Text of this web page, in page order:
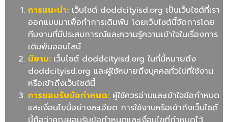
การแนะนำ: เว็บไซต์ doddcityisd.org เป็นเว็บไซต์ที่เรา
ออกแบบมาเพื่อทำการเดิมพัน โดยเว็บไซต์นี้จัดการโดย
ทีมงานที่มีประสบการณ์และความรู้ความเข้าใจในเรื่องการ
เดิมพันออนไลน์
นิยาม: เว็บไซต์ doddcityisd.org ในที่นี้หมายถึง
doddcityisd.org และผู้ใช้หมายถึงบุคคลทั่วไปที่ใช้งาน
หรือเข้าถึงเว็บไซต์นี้
การยอมรับข้อกำหนด: ผู้ใช้ควรอ่านและเข้าใจข้อกำหนด
และเงื่อนไขนี้อย่างละเอียด การใช้งานหรือเข้าถึงเว็บไซต์